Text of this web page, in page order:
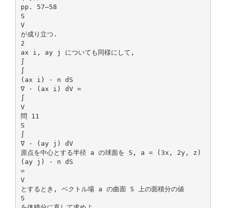
pp. 57–58
S
V
が成り立つ.
2
ax i, ay j についても同様にして,
∫
∫
(ax i) · n dS
∇ · (ax i) dV =
∫
V
問 11
S
∫
∇ · (ay j) dV
原点を中心とする半径 a の球面を S, a = (3x, 2y, z)
(ay j) · n dS
=
V
とするとき, ベクトル場 a の曲面 S 上の面積分の値
S